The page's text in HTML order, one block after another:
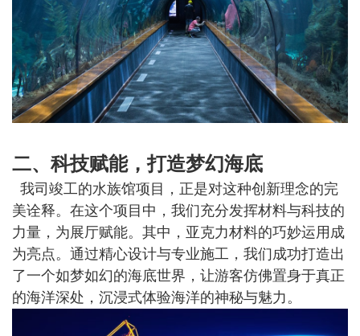
二、科技赋能，打造梦幻海底
我司竣工的水族馆项目，正是对这种创新理念的完
美诠释。在这个项目中，我们充分发挥材料与科技的
力量，为展厅赋能。其中，亚克力材料的巧妙运用成
为亮点。通过精心设计与专业施工，我们成功打造出
了一个如梦如幻的海底世界，让游客仿佛置身于真正
的海洋深处，沉浸式体验海洋的神秘与魅力。